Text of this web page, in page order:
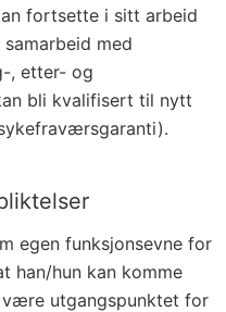
fortsette i sitt arbeid
med
, etter- og
bli kvalifisert til nytt
egen funksjonsevne for
han/hun kan komme
være utgangspunktet for